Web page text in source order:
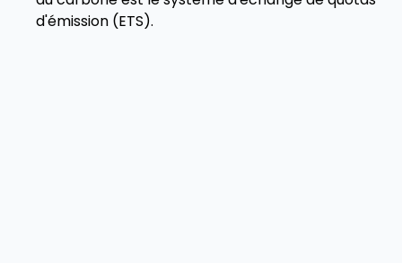
d'émission (ETS).